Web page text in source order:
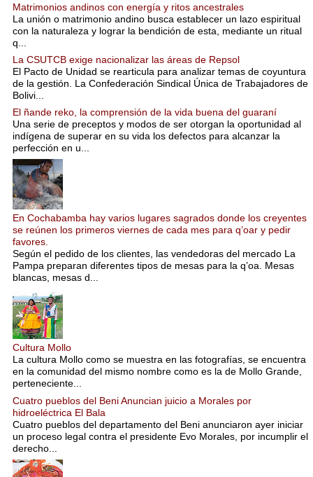
Matrimonios andinos con energía y ritos ancestrales
La unión o matrimonio andino busca establecer un lazo espiritual
con la naturaleza y lograr la bendición de esta, mediante un ritual
q...
La CSUTCB exige nacionalizar las áreas de Repsol
El Pacto de Unidad se rearticula para analizar temas de coyuntura
de la gestión. La Confederación Sindical Única de Trabajadores de
Bolivi...
El ñande reko, la comprensión de la vida buena del guaraní
Una serie de preceptos y modos de ser otorgan la oportunidad al
indígena de superar en su vida los defectos para alcanzar la
perfección en u...
En Cochabamba hay varios lugares sagrados donde los creyentes
se reúnen los primeros viernes de cada mes para q’oar y pedir
favores.
Según el pedido de los clientes, las vendedoras del mercado La
Pampa preparan diferentes tipos de mesas para la q’oa. Mesas
blancas, mesas d...
Cultura Mollo
La cultura Mollo como se muestra en las fotografías, se encuentra
en la comunidad del mismo nombre como es la de Mollo Grande,
perteneciente...
Cuatro pueblos del Beni Anuncian juicio a Morales por
hidroeléctrica El Bala
Cuatro pueblos del departamento del Beni anunciaron ayer iniciar
un proceso legal contra el presidente Evo Morales, por incumplir el
derecho...